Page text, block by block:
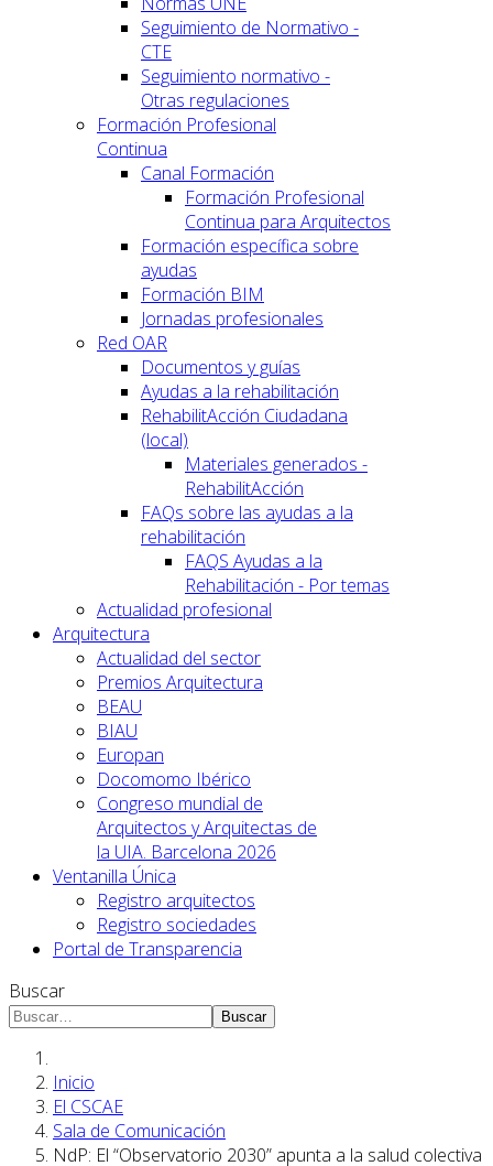
Seguimiento de Normativo -
CTE
Seguimiento normativo -
Otras regulaciones
Formación Profesional
Continua
Canal Formación
Formación Profesional
Continua para Arquitectos
Formación específica sobre
ayudas
Formación BIM
Jornadas profesionales
Red OAR
Documentos y guías
Ayudas a la rehabilitación
RehabilitAcción Ciudadana
(local)
Materiales generados -
RehabilitAcción
FAQs sobre las ayudas a la
rehabilitación
FAQS Ayudas a la
Rehabilitación - Por temas
Actualidad profesional
Arquitectura
Actualidad del sector
Premios Arquitectura
BEAU
BIAU
Europan
Docomomo Ibérico
Congreso mundial de
Arquitectos y Arquitectas de
la UIA. Barcelona 2026
Ventanilla Única
Registro arquitectos
Registro sociedades
Portal de Transparencia
Buscar
Buscar
Inicio
El CSCAE
Sala de Comunicación
NdP: El “Observatorio 2030” apunta a la salud colectiva